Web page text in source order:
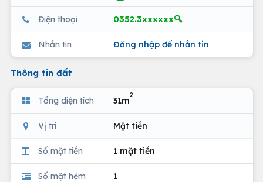
Điện thoại 0352.3xxxxxx🔍
Nhắn tin Đăng nhập để nhắn tin
Thông tin đất
Tổng diện tích 31m
2
Vị trí Mặt tiền
Số mặt tiền 1 mặt tiền
Số mặt hẻm 1